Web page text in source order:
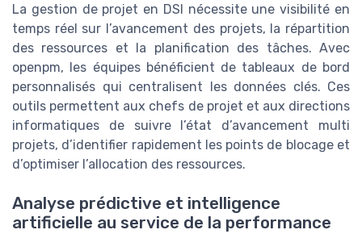
La gestion de projet en DSI nécessite une visibilité en
temps réel sur l’avancement des projets, la répartition
des ressources et la planification des tâches. Avec
openpm, les équipes bénéficient de tableaux de bord
personnalisés qui centralisent les données clés. Ces
outils permettent aux chefs de projet et aux directions
informatiques de suivre l’état d’avancement multi
projets, d’identifier rapidement les points de blocage et
d’optimiser l’allocation des ressources.
Analyse prédictive et intelligence
artificielle au service de la performance